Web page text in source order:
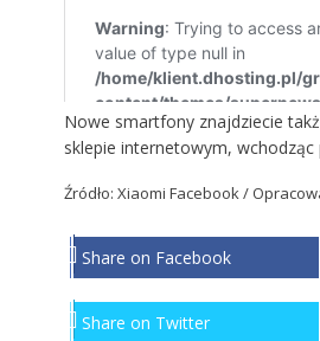
Nowe smartfony znajdziecie
sklepie internetowym, wchodząc
Źródło: Xiaomi Facebook/
Share on Facebook
Share on Twitter